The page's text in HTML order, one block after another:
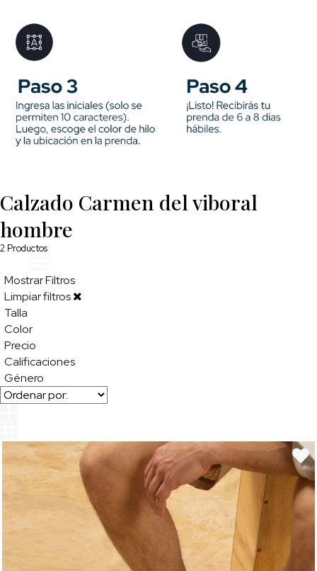
Calzado Carmen del viboral
hombre
2 Productos
Mostrar Filtros
Limpiar filtros
Talla
Color
Precio
Calificaciones
Género